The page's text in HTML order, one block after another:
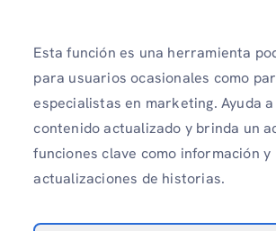
Esta función es una herramienta
para usuarios ocasionales como
especialistas en marketing. Ayuda
contenido actualizado y brinda un
funciones clave como información y
actualizaciones de historias.